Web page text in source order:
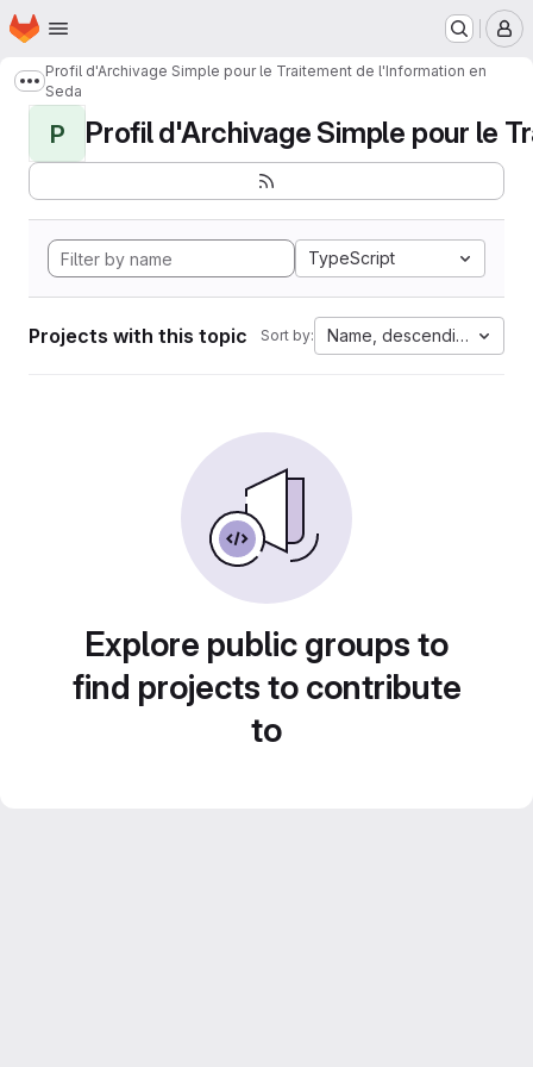
Skip to main content
Homepage
Show more breadcrumbs
Profil d'Archivage Simple pour le Traitement de l'Information en
Seda
P Profil d'Archivage Simple pour le
TypeScript
Projects with this topic Sort by: Name, descending
Explore public groups to
find projects to contribute
to